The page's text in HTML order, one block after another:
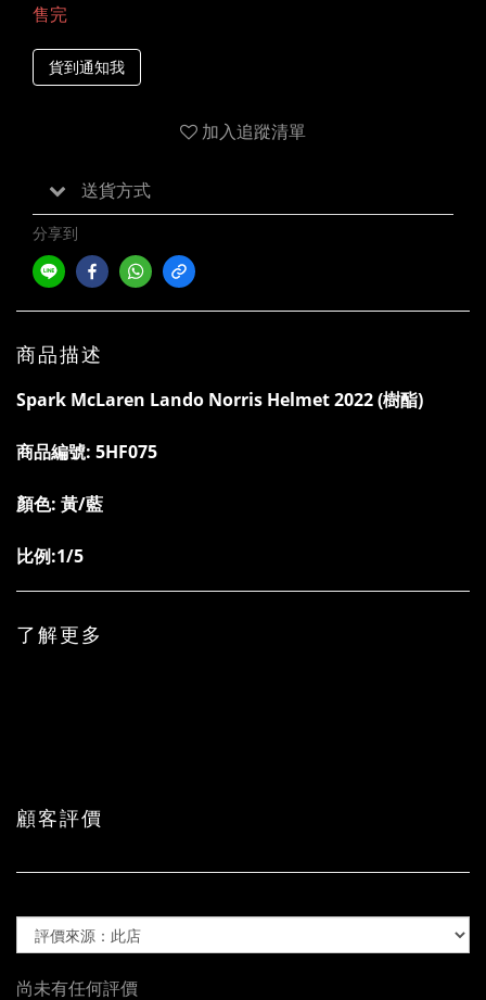
售完
貨到通知我
加入追蹤清單
送貨方式
分享到
商品描述
Spark McLaren Lando Norris Helmet 2022 (樹酯)
商品編號: 5HF075
顏色: 黃/藍
比例:1/5
了解更多
顧客評價
尚未有任何評價